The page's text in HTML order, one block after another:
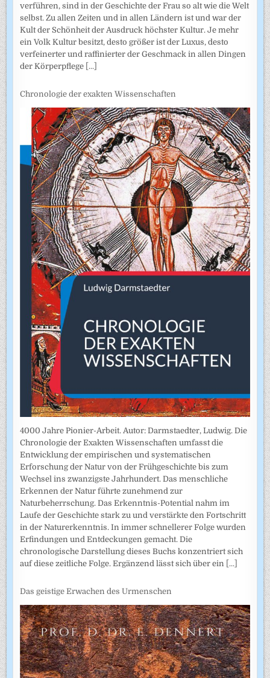
verführen, sind in der Geschichte der Frau so alt wie die Welt
selbst. Zu allen Zeiten und in allen Ländern ist und war der
Kult der Schönheit der Ausdruck höchster Kultur. Je mehr
ein Volk Kultur besitzt, desto größer ist der Luxus, desto
verfeinerter und raffinierter der Geschmack in allen Dingen
der Körperpflege [...]
Chronologie der exakten Wissenschaften
4000 Jahre Pionier-Arbeit. Autor: Darmstaedter, Ludwig. Die
Chronologie der Exakten Wissenschaften umfasst die
Entwicklung der empirischen und systematischen
Erforschung der Natur von der Frühgeschichte bis zum
Wechsel ins zwanzigste Jahrhundert. Das menschliche
Erkennen der Natur führte zunehmend zur
Naturbeherrschung. Das Erkenntnis-Potential nahm im
Laufe der Geschichte stark zu und verstärkte den Fortschritt
in der Naturerkenntnis. In immer schnellerer Folge wurden
Erfindungen und Entdeckungen gemacht. Die
chronologische Darstellung dieses Buchs konzentriert sich
auf diese zeitliche Folge. Ergänzend lässt sich über ein [...]
Das geistige Erwachen des Urmenschen